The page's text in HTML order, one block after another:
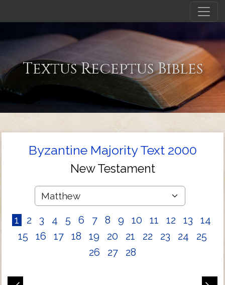
Textus Receptus Bibles
Byzantine Majority Text 2000
New Testament
1 2 3 4 5 6 7 8 9 10 11 12 13
14
15
16 17 18 19 20 21 22 23 24
25
26
27 28